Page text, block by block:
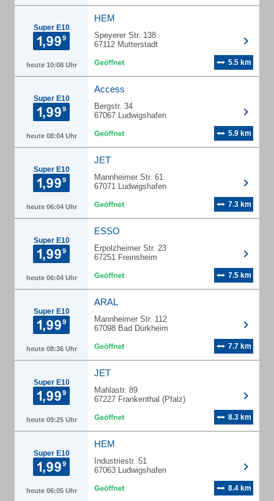
Super E10
heute 10:08 Uhr
HEM
Speyerer Str. 138
67112 Mutterstadt
5.5 km
Super E10
heute 08:04 Uhr
Access
Bergstr. 34
67067 Ludwigshafen
5.9 km
Super E10
heute 06:04 Uhr
JET
Mannheimer Str. 61
67071 Ludwigshafen
7.3 km
Super E10
heute 06:04 Uhr
ESSO
Erpolzheimer Str. 23
67251 Freinsheim
7.5 km
Super E10
heute 08:36 Uhr
ARAL
Mannheimer Str. 112
67098 Bad Dürkheim
7.7 km
Super E10
heute 09:25 Uhr
JET
Mahlastr. 89
67227 Frankenthal (Pfalz)
8.3 km
Super E10
heute 06:05 Uhr
HEM
Industriestr. 51
67063 Ludwigshafen
8.4 km